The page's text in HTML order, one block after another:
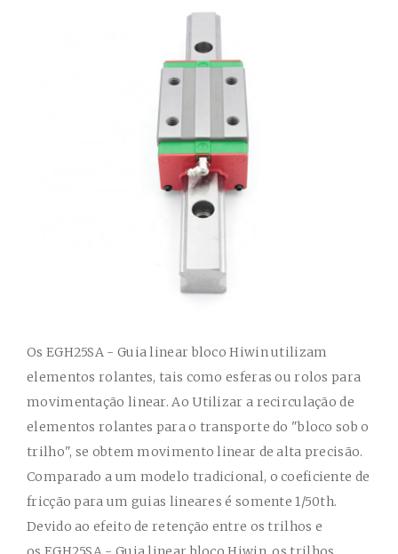
Os EGH25SA - Guia linear bloco Hiwinutilizam
elementos rolantes, tais como esferas ou rolos para
movimentação linear. Ao Utilizar a recirculação de
elementos rolantes para o transporte do "bloco sob o
trilho", se obtem movimento linear de alta precisão.
Comparado a um modelo tradicional, o coeficiente de
fricção para um guias lineares é somente 1/50th.
Devido ao efeito de retenção entre os trilhos e